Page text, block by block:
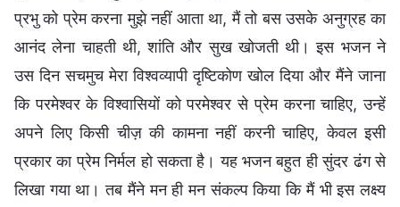
प्रभु को प्रेम करना मुझे नहीं आता था, मैं तो बस उसके अनुग्रह का
आनंद लेना चाहती थी, शांति और सुख खोजती थी। इस भजन ने
उस दिन सचमुच मेरा विश्वव्यापी दृष्टिकोण खोल दिया और मैंने जाना
कि परमेश्वर के विश्वासियों को परमेश्वर से प्रेम करना चाहिए, उन्हें
अपने लिए किसी चीज़ की कामना नहीं करनी चाहिए, केवल इसी
प्रकार का प्रेम निर्मल हो सकता है। यह भजन बहुत ही सुंदर ढंग से
लिखा गया था। तब मैंने मन ही मन संकल्प किया कि मैं भी इस लक्ष्य